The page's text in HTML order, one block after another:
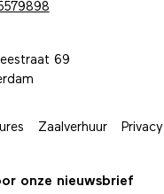
69
Zaalverhuur Privacy
onze nieuwsbrief